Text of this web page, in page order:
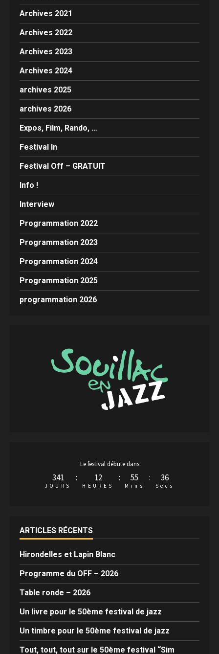
Archives 2021
Archives 2022
Archives 2023
Archives 2024
archives 2025
archives 2026
Expos, Film, Rando, …
Festival In
Festival Off – GRATUIT
Info !
Interview
Programmation 2022
Programmation 2023
Programmation 2024
Programmation 2025
programmation 2026
Le festival débute dans
341
JOURS
: 12
HEURES
: 55
Mins
: 34
Secs
ARTICLES RÉCENTS
Hirondelles et Lapin Blanc
Programme du OFF – 2026
Table ronde – 2026
Un livre pour le 50ème festival de jazz
Un timbre pour le 50ème festival de jazz
Tout, tout, tout sur le 50ème festival “Sim